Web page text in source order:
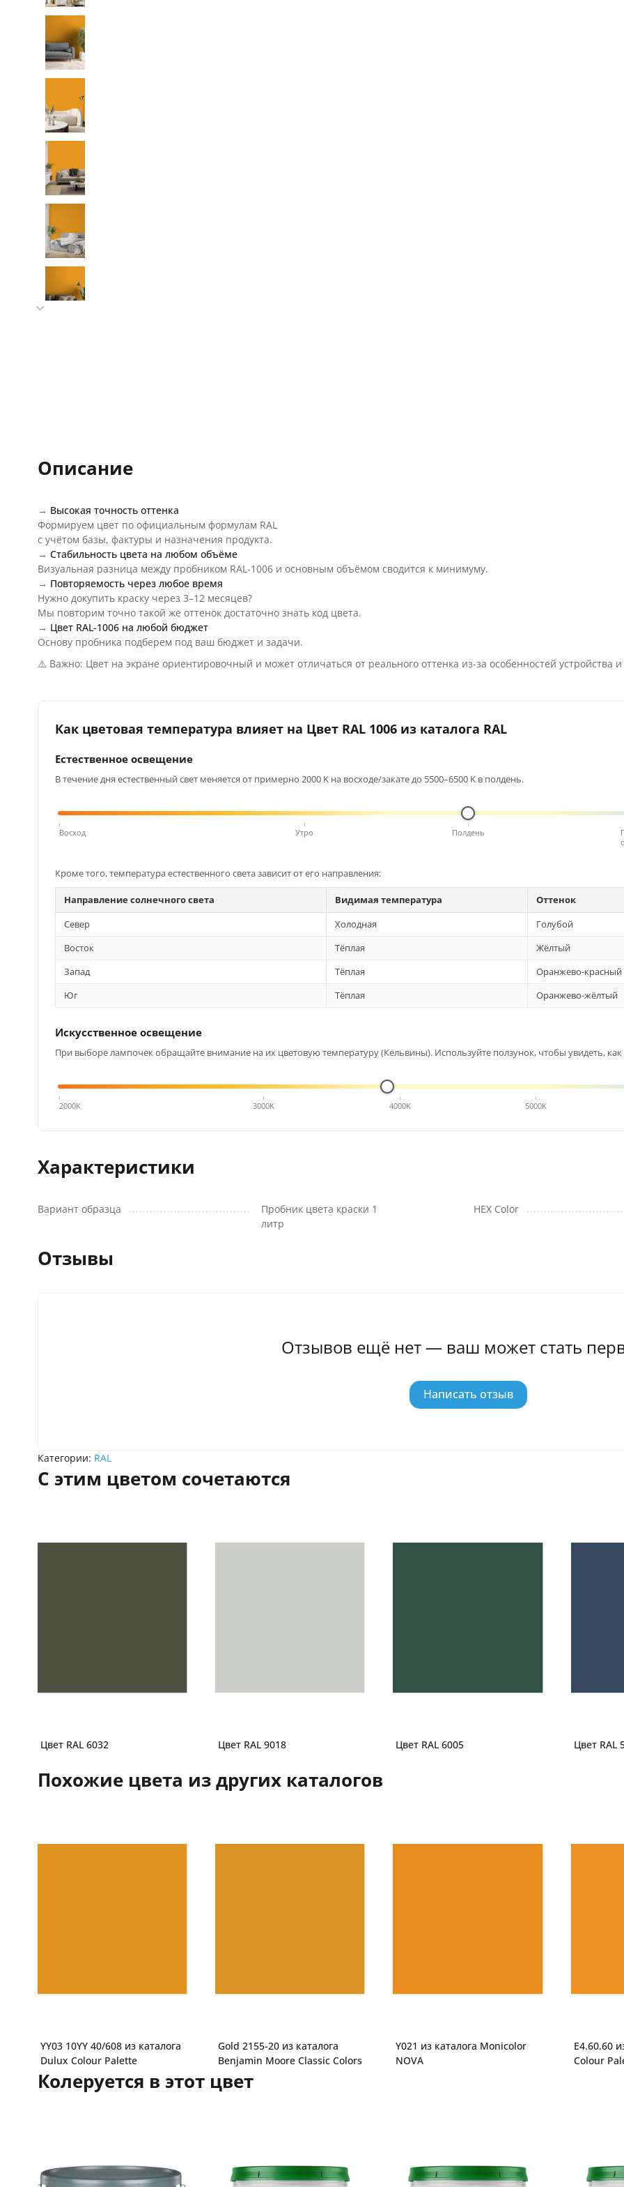
Описание
→ Высокая точность оттенка
Формируем цвет по официальным формулам RAL
с учётом базы, фактуры и назначения продукта.
→ Стабильность цвета на любом объёме
Визуальная разница между пробником RAL-1006 и основным объёмом сводится к минимуму.
→ Повторяемость через любое время
Нужно докупить краску через 3–12 месяцев?
Мы повторим точно такой же оттенок достаточно знать код цвета.
→ Цвет RAL-1006 на любой бюджет
Основу пробника подберем под ваш бюджет и задачи.
⚠️ Важно: Цвет на экране ориентировочный и может отличаться от реального оттенка из-за особенностей устройства
Как цветовая температура влияет на Цвет RAL 1006 из каталога RAL
Естественное освещение
В течение дня естественный свет меняется от примерно 2000 K на восходе/закате до 5500–6500 K в полдень.
Восход Утро Полдень
Кроме того, температура естественного света зависит от его направления:
Направление солнечного света Видимая температура
Оттенок
Север
Холодная
Голубой
Восток
Тёплая
Жёлтый
Запад
Тёплая
Оранжево-красный
Юг
Тёплая Оранжево-жёлтый
Искусственное освещение
При выборе лампочек обращайте внимание на их цветовую температуру (Кельвины). Используйте ползунок, чтобы увидеть,
4000K
2000K 3000K 4000K 5000K
Характеристики
Вариант образца
Пробник цвета краски 1
литр
HEX Color
Отзывы
Отзывов ещё нет — ваш может стать
Написать отзыв
Категории: RAL
С этим цветом сочетаются
Цвет RAL 6032 Цвет RAL 9018 Цвет RAL 6005 Цвет RAL
Похожие цвета из других каталогов
YY03 10YY 40/608 из каталога
Dulux Colour Palette
Gold 2155-20 из каталога
Benjamin Moore Classic Colors
Y021 из каталога Monicolor
NOVA
E4.60.60
Colour
Колеруется в этот цвет